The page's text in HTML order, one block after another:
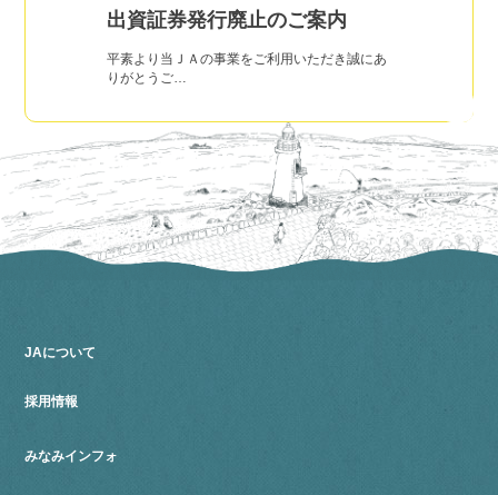
出資証券発行廃止のご案内
平素より当ＪＡの事業をご利用いただき誠にあ
りがとうご…
JAについて
採用情報
みなみインフォ